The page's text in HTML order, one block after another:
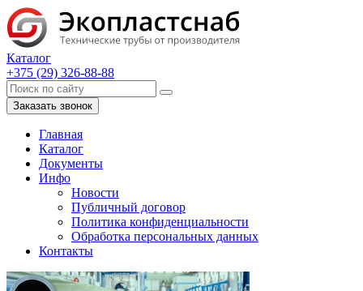
Каталог
+375 (29) 326-88-88
Заказать звонок
Главная
Каталог
Документы
Инфо
Новости
Публичный договор
Политика конфиденциальности
Обработка персональных данных
Контакты